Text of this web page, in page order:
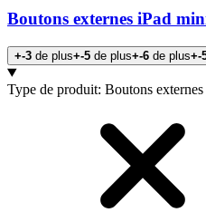
Boutons externes iPad
+-3 de plus+-5 de plus+-6 de plus+-
Produits
Type de produit: Boutons externes